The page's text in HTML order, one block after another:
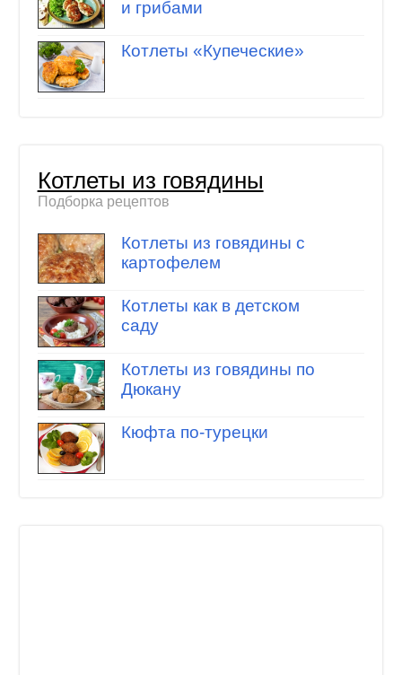
и грибами
Котлеты «Купеческие»
Котлеты из говядины
Подборка рецептов
Котлеты из говядины с
картофелем
Котлеты как в детском
саду
Котлеты из говядины по
Дюкану
Кюфта по-турецки